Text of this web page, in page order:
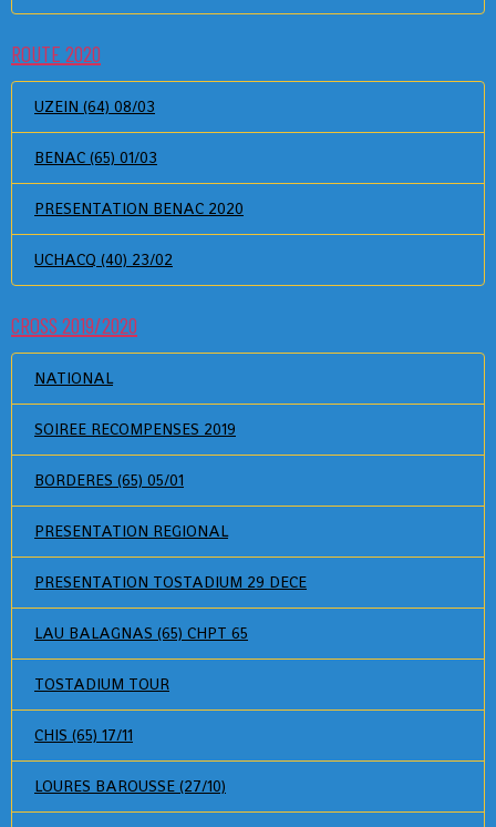
ROUTE 2020
UZEIN (64) 08/03
BENAC (65) 01/03
PRESENTATION BENAC 2020
UCHACQ (40) 23/02
CROSS 2019/2020
NATIONAL
SOIREE RECOMPENSES 2019
BORDERES (65) 05/01
PRESENTATION REGIONAL
PRESENTATION TOSTADIUM 29 DECE
LAU BALAGNAS (65) CHPT 65
TOSTADIUM TOUR
CHIS (65) 17/11
LOURES BAROUSSE (27/10)